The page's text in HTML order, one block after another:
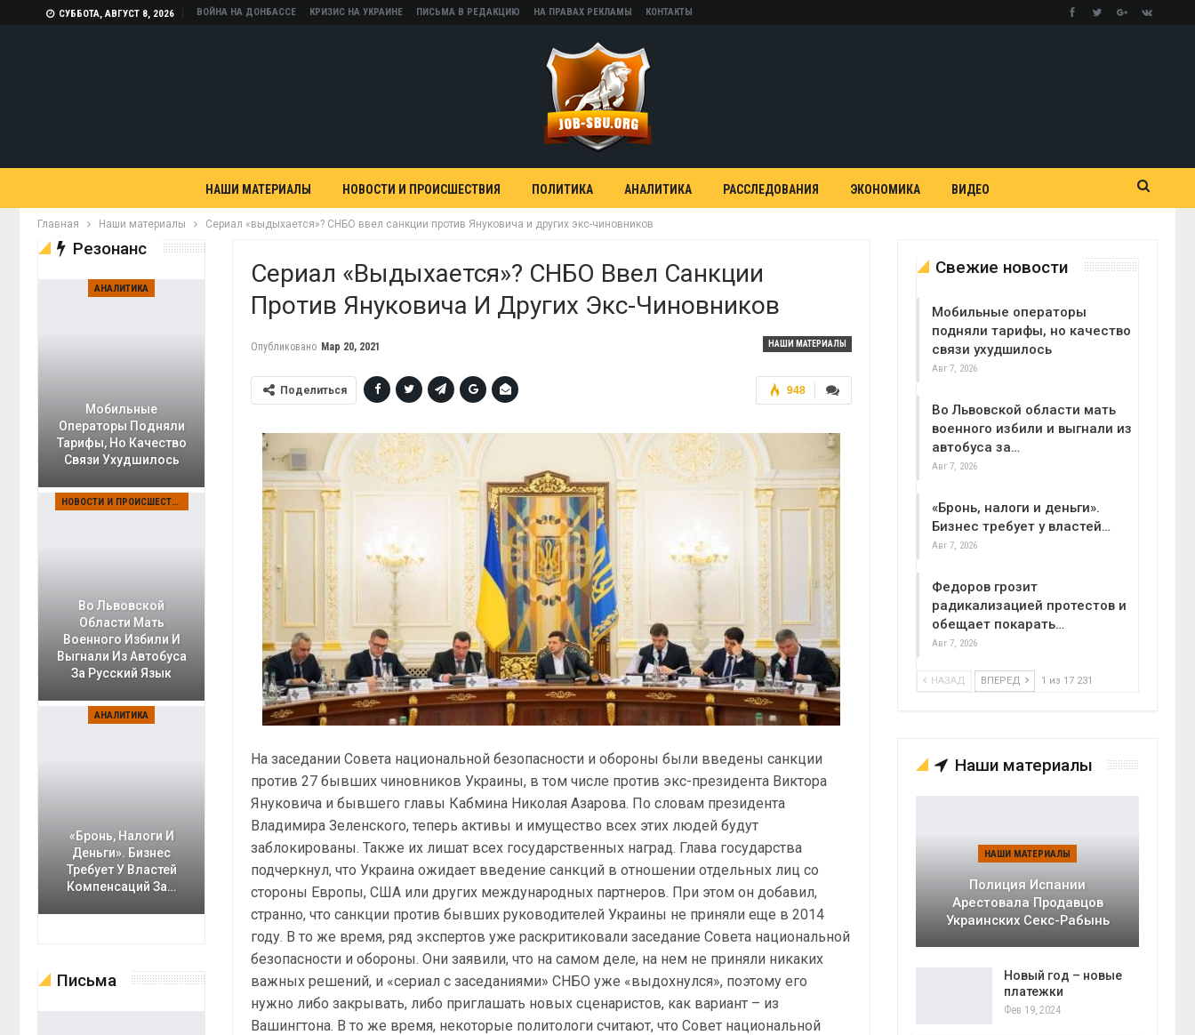
СУББОТА, АВГУСТ 8, 2026 ВОЙНА НА ДОНБАССЕ КРИЗИС НА УКРАИНЕ ПИСЬМА В РЕДАКЦИЮ НА ПРАВАХ РЕКЛАМЫ КОНТАКТЫ
НАШИ МАТЕРИАЛЫ НОВОСТИ И ПРОИСШЕСТВИЯ ПОЛИТИКА АНАЛИТИКА РАССЛЕДОВАНИЯ ЭКОНОМИКА ВИДЕО
Главная Наши материалы Сериал «выдыхается»? СНБО ввел санкции против Януковича и других экс-чиновников
Сериал «выдыхается»? СНБО Ввел Санкции
Против Януковича И Других Экс-Чиновников
НАШИ МАТЕРИАЛЫ
Опубликовано Мар 20, 2021
948
Поделиться
На заседании Совета национальной безопасности и обороны были введены санкции
против 27 бывших чиновников Украины, в том числе против экс-президента Виктора
Януковича и бывшего главы Кабмина Николая Азарова. По словам президента
Владимира Зеленского, теперь активы и имущество всех этих людей будут
заблокированы. Также их лишат всех государственных наград. Глава государства
подчеркнул, что Украина ожидает введение санкций в отношении отдельных лиц со
стороны Европы, США или других международных партнеров. При этом он добавил,
странно, что санкции против бывших руководителей Украины не приняли еще в 2014
году. В то же время, ряд экспертов уже раскритиковали заседание Совета национальной
безопасности и обороны. Они заявили, что на самом деле, на нем не приняли никаких
важных решений, и «сериал с заседаниями» СНБО уже «выдохнулся», поэтому его
нужно либо закрывать, либо приглашать новых сценаристов, как вариант – из
Вашингтона. В то же время, некоторые политологи считают, что Совет национальной
Свежие новости
Мобильные операторы
подняли тарифы, но качество
связи ухудшилось
Авг 7, 2026
Во Львовской области мать
военного избили и выгнали из
автобуса за…
Авг 7, 2026
«Бронь, налоги и деньги».
Бизнес требует у властей…
Авг 7, 2026
Федоров грозит
радикализацией протестов и
обещает покарать…
Авг 7, 2026
НАЗАД ВПЕРЕД 1 из 17 231
Наши материалы
НАШИ МАТЕРИАЛЫ
Полиция Испании
Арестовала Продавцов
Украинских Секс-Рабынь
Новый год – новые
платежки
Фев 19, 2024
Резонанс
АНАЛИТИКА
Мобильные
Операторы Подняли
Тарифы, Но Качество
Связи Ухудшилось
НОВОСТИ И ПРОИСШЕСТВИЯ
Во Львовской
Области Мать
Военного Избили И
Выгнали Из Автобуса
За Русский Язык
АНАЛИТИКА
«Бронь, Налоги И
Деньги». Бизнес
Требует У Властей
Компенсаций За…
Письма